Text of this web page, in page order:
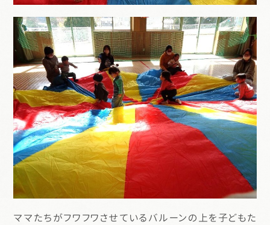
ママたちがフワフワさせているバルーンの上を子どもた